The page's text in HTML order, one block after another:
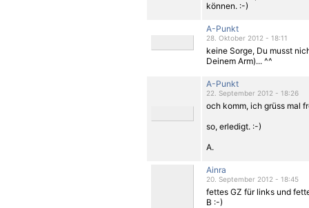
können. :-)
A-Punkt
28. Oktober 2012 - 18:11
keine Sorge, Du musst
Deinem Arm)... ^^
A-Punkt
22. September 2012 - 18:26
och komm, ich grüss mal
so, erledigt. :-)
A.
Ainra
20. September 2012 - 18:45
fettes GZ für links und
B :-)